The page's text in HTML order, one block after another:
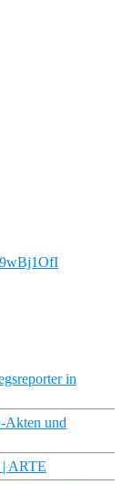
in
Akten und
ARTE